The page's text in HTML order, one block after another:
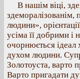
В нашім віці,
здеморалізованім,
людини»,
усіма її добрими і
очорнюється ідеал
духом людини.
Золотоуста, варто
Варто пригадати